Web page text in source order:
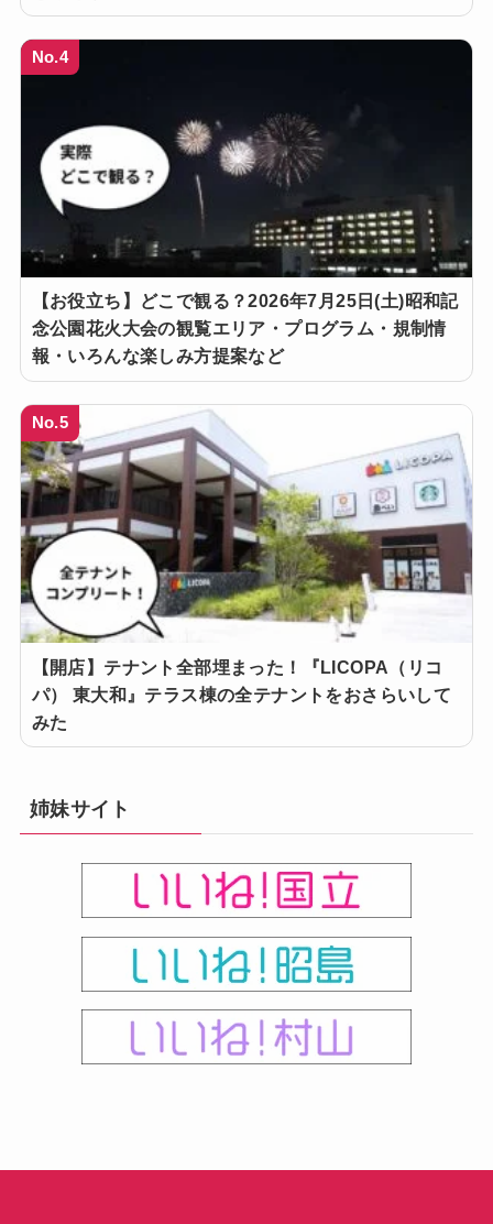
No.4
【お役立ち】どこで観る？2026年7月25日(土)昭和記
念公園花火大会の観覧エリア・プログラム・規制情
報・いろんな楽しみ方提案など
No.5
【開店】テナント全部埋まった！『LICOPA（リコ
パ） 東大和』テラス棟の全テナントをおさらいして
みた
姉妹サイト